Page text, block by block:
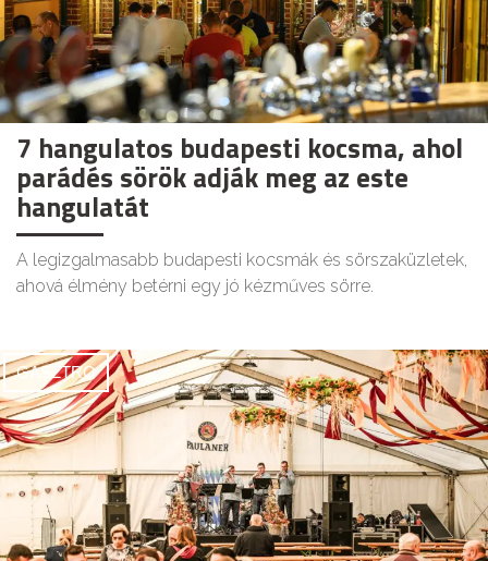
7 hangulatos budapesti kocsma, ahol
parádés sörök adják meg az este
hangulatát
A legizgalmasabb budapesti kocsmák és sörszaküzletek,
ahová élmény betérni egy jó kézműves sörre.
GASZTRO